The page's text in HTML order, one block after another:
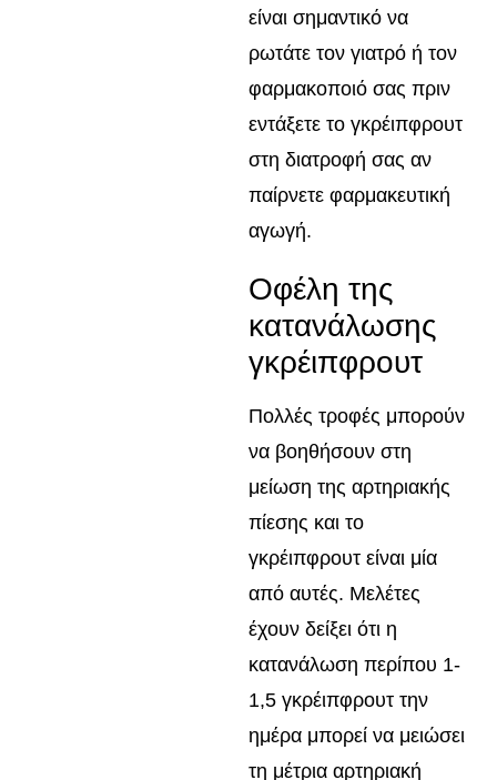
είναι σημαντικό να
ρωτάτε τον γιατρό ή τον
φαρμακοποιό σας πριν
εντάξετε το γκρέιπφρουτ
στη διατροφή σας αν
παίρνετε φαρμακευτική
αγωγή.
Οφέλη της
κατανάλωσης
γκρέιπφρουτ
Πολλές τροφές μπορούν
να βοηθήσουν στη
μείωση της αρτηριακής
πίεσης και το
γκρέιπφρουτ είναι μία
από αυτές. Μελέτες
έχουν δείξει ότι η
κατανάλωση περίπου 1-
1,5 γκρέιπφρουτ την
ημέρα μπορεί να μειώσει
τη μέτρια αρτηριακή